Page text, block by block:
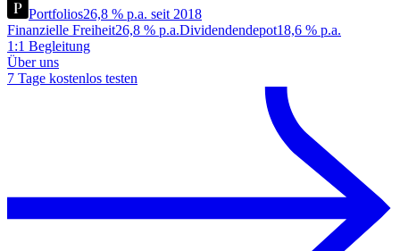
Portfolios26,8 % p.a. seit 2018
Finanzielle Freiheit26,8 % p.a.Dividendendepot18,6 % p.a.
1:1 Begleitung
Über uns
7 Tage kostenlos testen